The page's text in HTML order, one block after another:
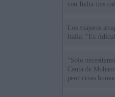
con Italia tras
Los viajeros
Italia: “Es
"Solo
Ceuta de
peor crisis